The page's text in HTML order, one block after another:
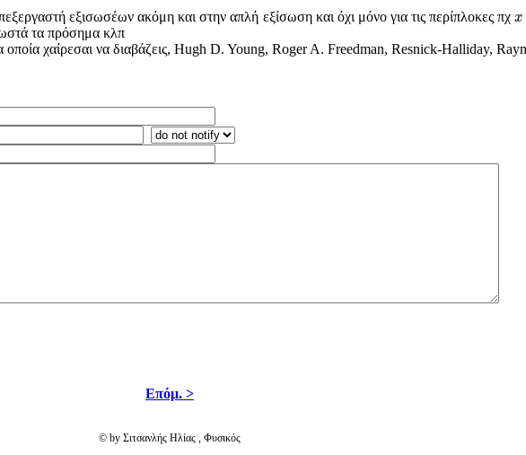
εξισωσέων ακόμη και στην απλή εξίσωση και όχι μόνο για τις περίπλοκες πχx
x=
τα πρόσημα κλπ
χαίρεσαι να διαβάζεις, Hugh D. Young, Roger A. Freedman, Resnick-Halliday,
Επόμ. >
© by Σιτσανλής Ηλίας , Φυσικός